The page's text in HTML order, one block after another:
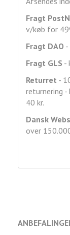
Fragt
v/køb for
Fragt DAO -
Fragt GLS -
Returret -
returnering
40 kr.
Dansk
over